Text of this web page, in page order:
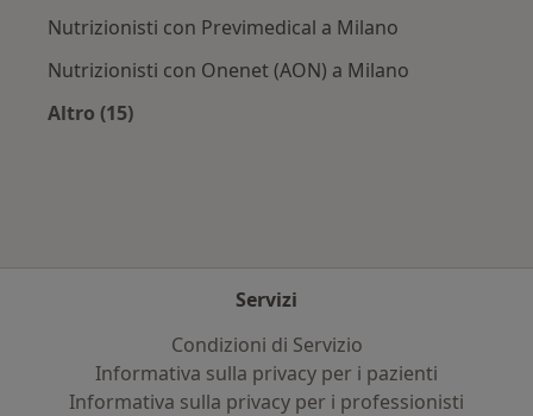
Nutrizionisti con Previmedical a Milano
Nutrizionisti con Onenet (AON) a Milano
Altro (15)
Servizi
Condizioni di Servizio
Informativa sulla privacy per i pazienti
Informativa sulla privacy per i professionisti